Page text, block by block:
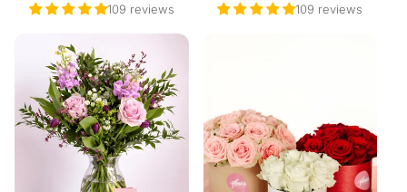
habitual
109 reviews
habitual
109 reviews